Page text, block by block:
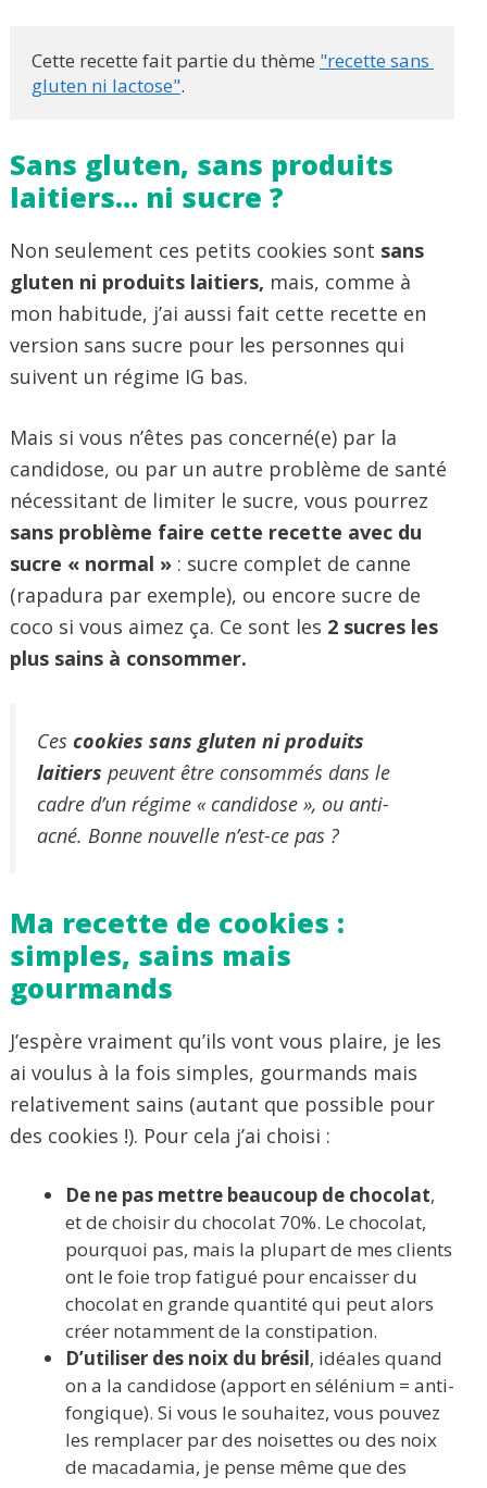
Cette recette fait partie du thème "recette sans
gluten ni lactose".
Sans gluten, sans produits
laitiers… ni sucre ?
Non seulement ces petits cookies sont sans
gluten ni produits laitiers, mais, comme à
mon habitude, j’ai aussi fait cette recette en
version sans sucre pour les personnes qui
suivent un régime IG bas.
Mais si vous n’êtes pas concerné(e) par la
candidose, ou par un autre problème de santé
nécessitant de limiter le sucre, vous pourrez
sans problème faire cette recette avec du
sucre « normal » : sucre complet de canne
(rapadura par exemple), ou encore sucre de
coco si vous aimez ça. Ce sont les 2 sucres les
plus sains à consommer.
Ces cookies sans gluten ni produits
laitiers peuvent être consommés dans le
cadre d’un régime « candidose », ou anti-
acné. Bonne nouvelle n’est-ce pas ?
Ma recette de cookies :
simples, sains mais
gourmands
J’espère vraiment qu’ils vont vous plaire, je les
ai voulus à la fois simples, gourmands mais
relativement sains (autant que possible pour
des cookies !). Pour cela j’ai choisi :
De ne pas mettre beaucoup de chocolat,
et de choisir du chocolat 70%. Le chocolat,
pourquoi pas, mais la plupart de mes clients
ont le foie trop fatigué pour encaisser du
chocolat en grande quantité qui peut alors
créer notamment de la constipation.
D’utiliser des noix du brésil, idéales quand
on a la candidose (apport en sélénium = anti-
fongique). Si vous le souhaitez, vous pouvez
les remplacer par des noisettes ou des noix
de macadamia, je pense même que des